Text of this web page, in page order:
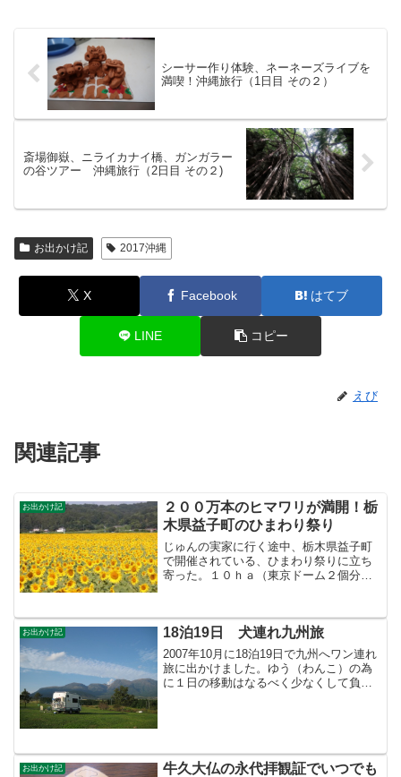
シーサー作り体験、ネーネーズライブを
満喫！沖縄旅行（1日目 その２）
斎場御嶽、ニライカナイ橋、ガンガラー
の谷ツアー 沖縄旅行（2日目 その２)
お出かけ記 2017沖縄
X Facebook はてブ
LINE コピー
えび
関連記事
お出かけ記
２００万本のヒマワリが満開！栃
木県益子町のひまわり祭り
じゅんの実家に行く途中、栃木県益子町
で開催されている、ひまわり祭りに立ち
寄った。１０ｈａ（東京ドーム２個分）
◆キャンピングカーでの見物◆会場周辺
は農道で細い道。駐車場へ...
お出かけ記 18泊19日 犬連れ九州旅
2007年10月に18泊19日で九州へワン連れ
旅に出かけました。ゆう（わんこ）の為
に１日の移動はなるべく少なくして負担
お出かけ記
牛久大仏の永代拝観証でいつでも